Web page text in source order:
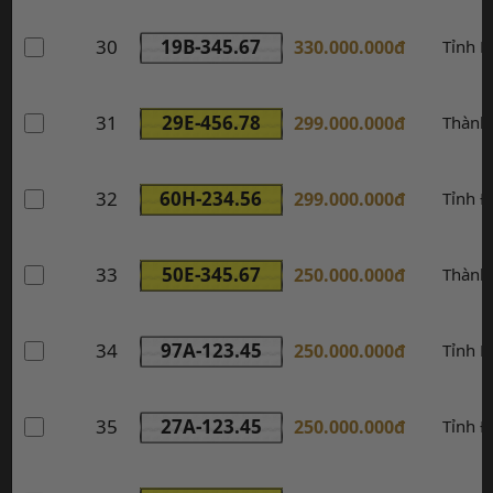
30 19B-345.67 330.000.000đ Tỉnh
31 29E-456.78 299.000.000đ
32 60H-234.56 299.000.000đ Tỉnh
33 50E-345.67 250.000.000đ
34 97A-123.45 250.000.000đ Tỉnh
35 27A-123.45 250.000.000đ Tỉnh